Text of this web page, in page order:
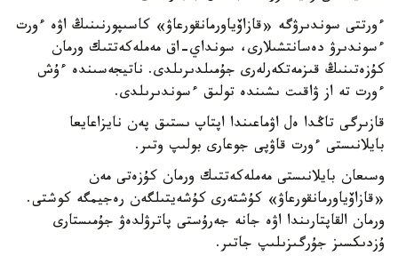
ءورتتى سوندىرۋگە «قازاۆياورمانقورعاۋ» كاسىپورنىنىڭ اۋە ءورت
ءسوندىرۋ دەسانتشىلارى، سونداي-اق مەملەكەتتىك ورمان
كۇزەتىنىڭ قىزمەتكەرلەرى جۇمىلدىرىلدى. ناتيجەسىندە ءۇش
ءورت تە از ۋاقىت ىشىندە تولىق ءسوندىرىلدى.
قازىرگى تاڭدا ەل اۋماعىندا اپتاپ ىستىق پەن نايزاعايعا
بايلانىستى ءورت قاۋپى جوعارى بولىپ وتىر.
وسىعان بايلانىستى مەملەكەتتىك ورمان كۇزەتى مەن
«قازاۆياورمانقورعاۋ» كۇشتەرى كۇشەيتىلگەن رەجيمگە كوشتى.
ورمان القاپتارىندا اۋە جانە جەرۇستى پاترۋلدەۋ جۇمىستارى
ۇزدىكسىز جۇرگىزىلىپ جاتىر.